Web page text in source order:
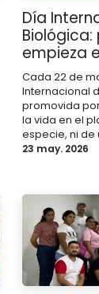
Día
empieza
Cada 22 de
Internacional
promovida
la vida en el
especie, ni de
23 may. 2026